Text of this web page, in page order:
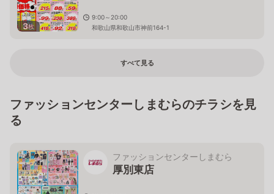
3枚
9:00～20:00
和歌山県和歌山市神前164-1
すべて見る
ファッションセンターしまむらのチラシを見
る
ファッションセンターしまむら
厚別東店